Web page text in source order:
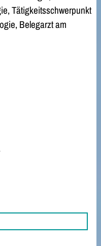
Tätigkeitsschwerpunkt
Belegarzt am